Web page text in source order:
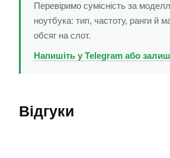
Перевіримо сумісність за
ноутбука: тип, частоту, ранги й
обсяг на слот.
Напишіть у Telegram або
Відгуки